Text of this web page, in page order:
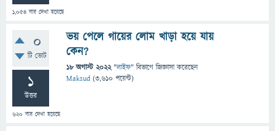
1,054 বার দেখা হয়েছে
0
টি ভোট
1
উত্তর
620 বার দেখা হয়েছে
ভয় পেলে গায়ের লোম খাড়া হয়ে যায়
কেন?
18 অগাস্ট 2022 "লাইফ" বিভাগে জিজ্ঞাসাকরেছেন
Maksud (3,610 পয়েন্ট)